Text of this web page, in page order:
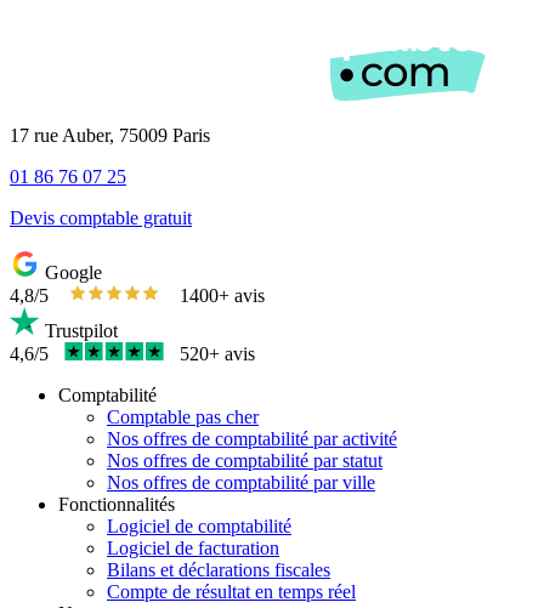
17 rue Auber, 75009 Paris
01 86 76 07 25
Devis comptable gratuit
Google
4,8/5
1400+ avis
Trustpilot
4,6/5
520+ avis
Comptabilité
Comptable pas cher
Nos offres de comptabilité par activité
Nos offres de comptabilité par statut
Nos offres de comptabilité par ville
Fonctionnalités
Logiciel de comptabilité
Logiciel de facturation
Bilans et déclarations fiscales
Compte de résultat en temps réel